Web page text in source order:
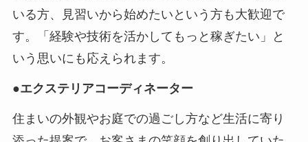
いる方、見習いから始めたいという方も大歓迎で
す。「経験や技術を活かしてもっと稼ぎたい」と
いう思いにも応えられます。
●エクステリアコーディネーター
住まいの外観やお庭での過ごし方など生活に寄り